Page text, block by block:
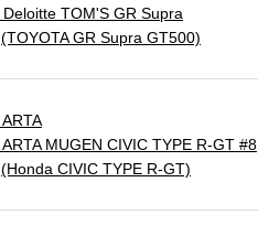
Deloitte TOM'S GR Supra
(TOYOTA GR Supra GT500)
ARTA
ARTA MUGEN CIVIC TYPE R-GT #8
(Honda CIVIC TYPE R-GT)